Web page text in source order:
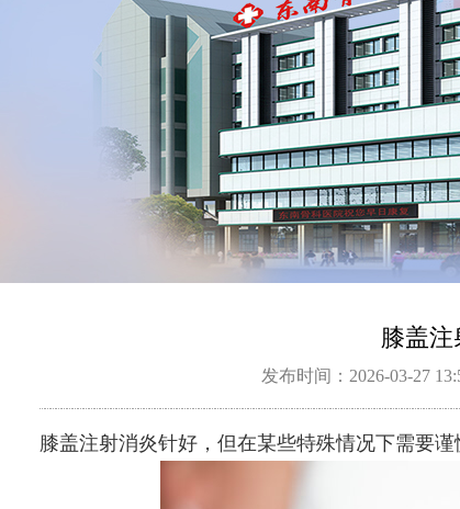
膝盖注
发布时间：2026-03-27
膝盖注射消炎针好，但在某些特殊情况下需要谨